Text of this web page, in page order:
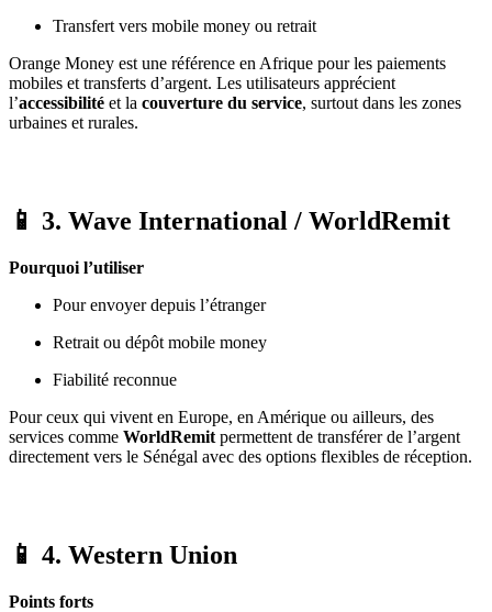
Transfert vers mobile money ou retrait
Orange Money est une référence en Afrique pour les paiements
mobiles et transferts d’argent. Les utilisateurs apprécient
l’accessibilité et la couverture du service, surtout dans les zones
urbaines et rurales.
📱 3. Wave International / WorldRemit
Pourquoi l’utiliser
Pour envoyer depuis l’étranger
Retrait ou dépôt mobile money
Fiabilité reconnue
Pour ceux qui vivent en Europe, en Amérique ou ailleurs, des
services comme WorldRemit permettent de transférer de l’argent
directement vers le Sénégal avec des options flexibles de réception.
📱 4. Western Union
Points forts